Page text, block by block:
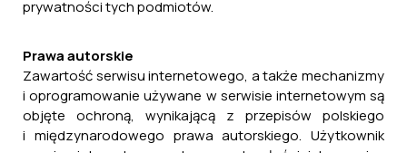
prywatności tych podmiotów.
Prawa autorskie
Zawartość serwisu internetowego, a także mechanizmy
i oprogramowanie używane w serwisie internetowym są
objęte ochroną, wynikającą z przepisów polskiego
i międzynarodowego prawa autorskiego. Użytkownik